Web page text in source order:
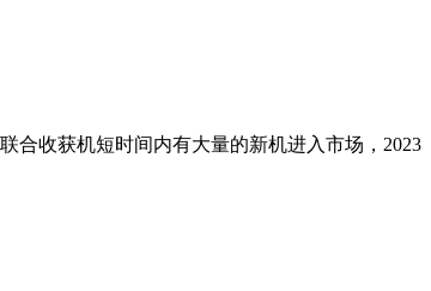
合收获机短时间内有大量的新机进入市场，2023